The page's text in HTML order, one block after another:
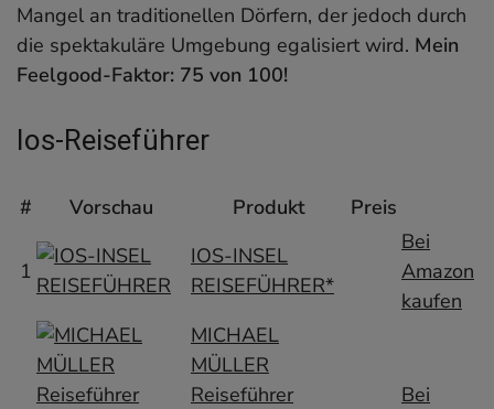
Mangel an traditionellen Dörfern, der jedoch durch
die spektakuläre Umgebung egalisiert wird. Mein
Feelgood-Faktor: 75 von 100!
Ios-Reiseführer
# Vorschau Produkt Preis
1
IOS-INSEL
REISEFÜHRER*
Bei
Amazon
kaufen
MICHAEL
MÜLLER
Reiseführer
Bei